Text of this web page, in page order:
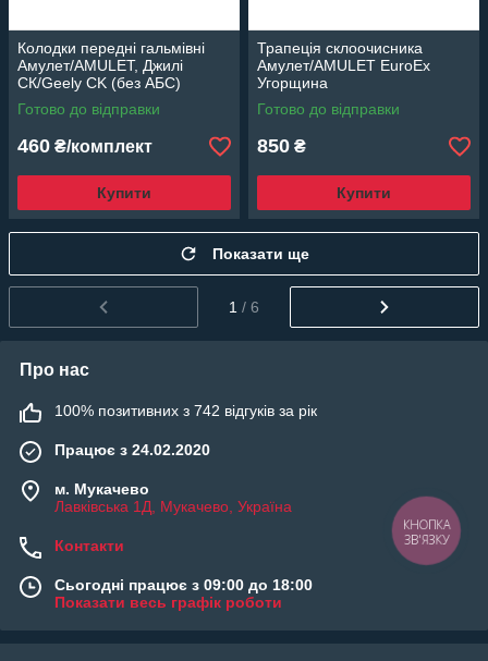
Колодки передні гальмівні
Амулет/AMULET, Джилі
СК/Geely CK (без АБС)
EuroEx Угорщина
Готово до відправки
460 ₴/комплект
Купити
Трапеція склоочисника
Амулет/AMULET EuroEx
Угорщина
Готово до відправки
850 ₴
Купити
Показати ще
1 / 6
Про нас
100% позитивних з 742 відгуків за рік
Працює з 24.02.2020
м. Мукачево
Лавківська 1Д, Мукачево, Україна
Контакти
Сьогодні працює з 09:00 до 18:00
Показати весь графік роботи
КНОПКА
ЗВ'ЯЗКУ